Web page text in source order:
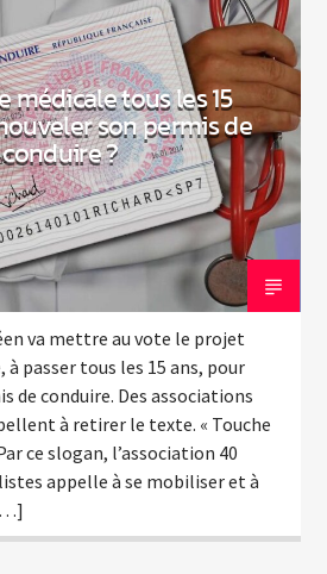
médicale tous les 15
son permis de
conduire ?
va mettre au vote le projet
à passer tous les 15 ans, pour
de conduire. Des associations
à retirer le texte. « Touche
ce slogan, l’association 40
appelle à se mobiliser et à